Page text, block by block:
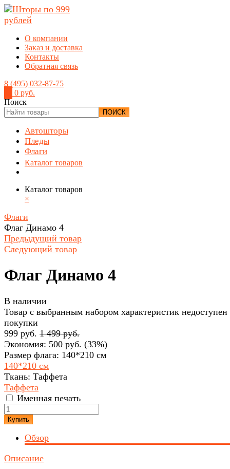
О компании
Заказ и доставка
Контакты
Обратная связь
8 (495) 032-87-75
0 руб.
Поиск
ПОИСК
Автошторы
Пледы
Флаги
Каталог товаров
Каталог товаров
×
Флаги
Флаг Динамо 4
Предыдущий товар
Следующий товар
Флаг Динамо 4
В наличии
Товар с выбранным набором характеристик недоступен
покупки
999 руб. 1 499 руб.
Экономия: 500 руб. (33%)
Размер флага: 140*210 см
140*210 см
Ткань: Таффета
Таффета
Именная печать
Купить
Обзор
Описание